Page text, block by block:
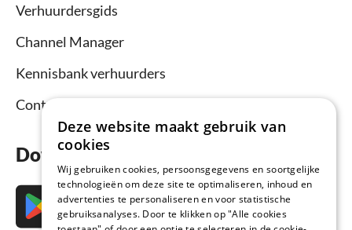
Verhuurdersgids
Channel Manager
Kennisbank verhuurders
Contact
Download nu de app
Deze website maakt gebruik van
cookies
Wij gebruiken cookies, persoonsgegevens en soortgelijke
technologieën om deze site te optimaliseren, inhoud en
advertenties te personaliseren en voor statistische
gebruiksanalyses. Door te klikken op "Alle cookies